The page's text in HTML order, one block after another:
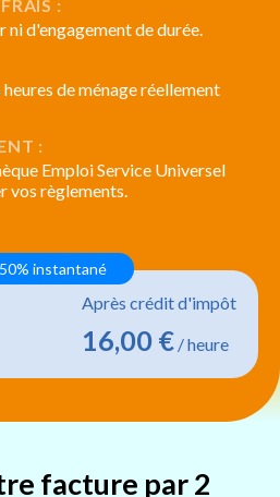
:
ni d'engagement de durée.
heures de ménage réellement
:
Emploi Service Universel
vos règlements.
Après crédit d'impôt
16,00 € / heure
instantané
facture par 2